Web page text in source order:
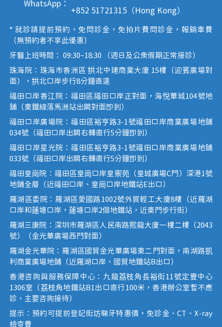
WhatsApp：
+852 51721315（Hong Kong）
* 就診請提前預約，免問診金，免拍片費問診金，報銷車費
（無預約者不享此優惠）
牙醫上班時間： 09:30~18:30 （週日及公眾假期正常接診）
珠海院：珠海市香洲區 拱北中建商業大廈 15樓（迎賓廣場對
面），拱北口岸步行8分鐘直達
福田口岸香江院：福田區福田口岸正對面，海悅華城104號地
鋪（東鐵線落馬洲站出關對面即到）
福田口岸廣場院：福田區裕亨路3-1號福田口岸商業廣場地鋪
034號（福田口岸出關右轉直行5分鐘即到）
福田口岸星光院：福田區裕亨路3-1號福田口岸商業廣場地鋪
033號（福田口岸出關右轉直行5分鐘即到）
福田皇崗院：福田區皇崗口岸皇禦苑（皇城廣場C門）深港1號
地鋪全層（近福田口岸、皇崗口岸地鐵站E出口）
羅湖區委院：羅湖區愛國路1002號外貿輕工大廈8樓（近羅湖
口岸和蓮塘口岸，蓮塘口岸2個地鐵站，近東門步行街）
羅湖三康院：深圳市羅湖區人民南路熙龍大廈一樓二樓（2043
號）（金光華廣場西門對面）
羅湖金光華院：羅湖區國貿金光華廣場東二門對面，南湖路凱
利商業廣場地鋪（近羅湖口岸、國貿地鐵站B出口）
香港咨詢與服務保障中心：九龍荔枝角長裕街11號定豐中心
1306室（荔枝角地鐵站B1出口直行100米，香港辦公室暫不應
診，主要咨詢接待）
提示：預約可提前登記街坊睇牙特惠價，免診金、CT、X-ray
檢查費